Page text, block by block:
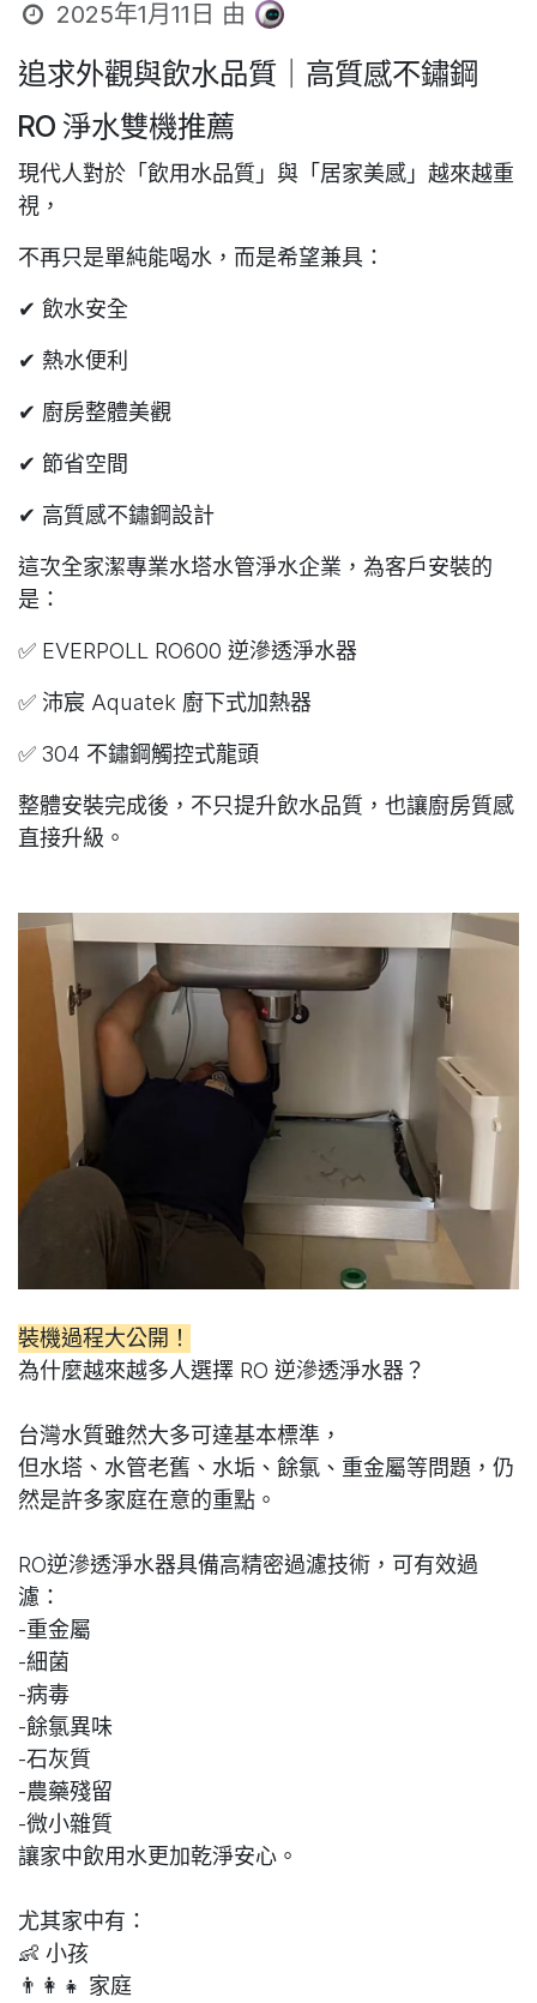
2025年1月11日 由
追求外觀與飲水品質｜高質感不鏽鋼
RO 淨水雙機推薦
現代人對於「飲用水品質」與「居家美感」越來越重
視，
不再只是單純能喝水，而是希望兼具：
✔ 飲水安全
✔ 熱水便利
✔ 廚房整體美觀
✔ 節省空間
✔ 高質感不鏽鋼設計
這次全家潔專業水塔水管淨水企業，為客戶安裝的
是：
✅ EVERPOLL RO600 逆滲透淨水器
✅ 沛宸 Aquatek 廚下式加熱器
✅ 304 不鏽鋼觸控式龍頭
整體安裝完成後，不只提升飲水品質，也讓廚房質感
直接升級。
裝機過程大公開！
為什麼越來越多人選擇 RO 逆滲透淨水器？
台灣水質雖然大多可達基本標準，
但水塔、水管老舊、水垢、餘氯、重金屬等問題，仍
然是許多家庭在意的重點。
RO逆滲透淨水器具備高精密過濾技術，可有效過
濾：
-重金屬
-細菌
-病毒
-餘氯異味
-石灰質
-農藥殘留
-微小雜質
讓家中飲用水更加乾淨安心。
尤其家中有：
👶 小孩
👨‍👩‍👧 家庭